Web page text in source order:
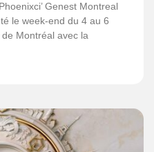
Genest Montreal
le week-end du 4 au 6
Montréal avec la